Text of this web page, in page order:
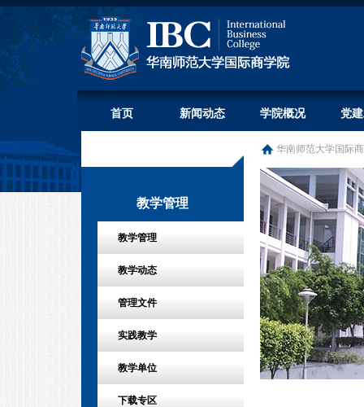
首页 新闻动态 学院概况 党
教学管理
教学管理
教学动态
管理文件
实践教学
教学单位
下载专区
华南师范大学国际